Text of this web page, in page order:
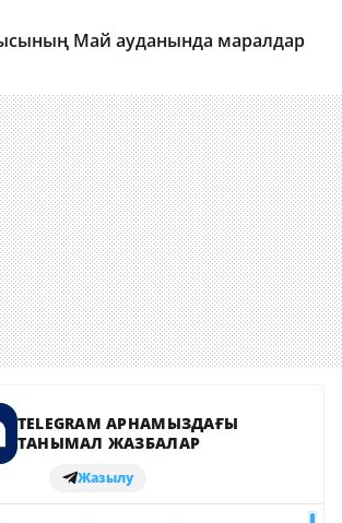
Май ауданында маралдар